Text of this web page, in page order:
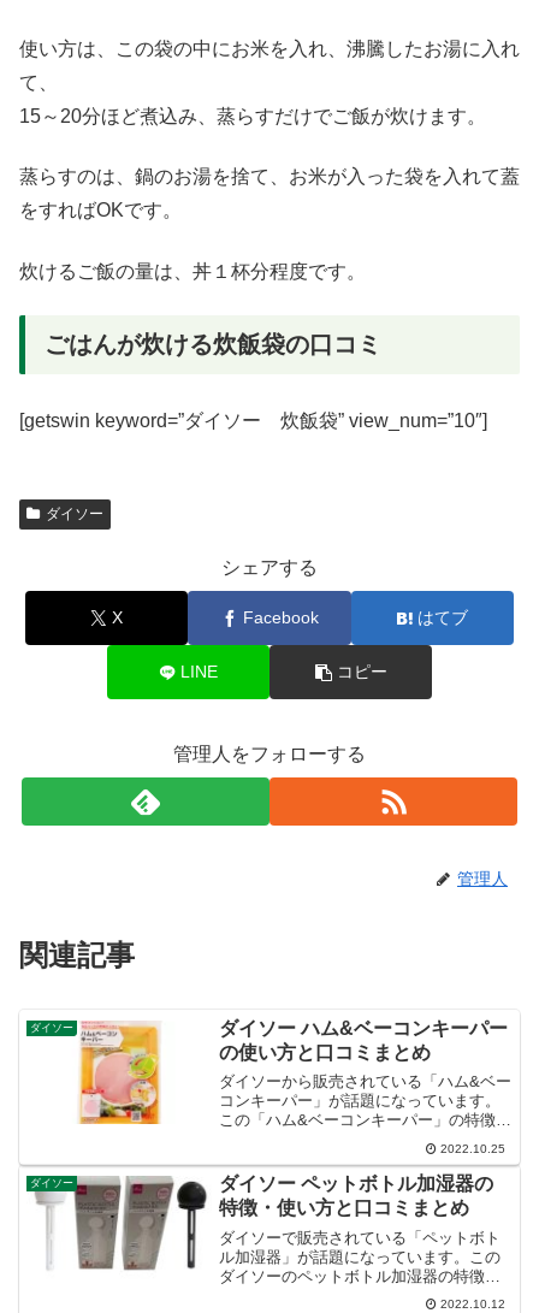
使い方は、この袋の中にお米を入れ、沸騰したお湯に入れ
て、
15～20分ほど煮込み、蒸らすだけでご飯が炊けます。
蒸らすのは、鍋のお湯を捨て、お米が入った袋を入れて蓋
をすればOKです。
炊けるご飯の量は、丼１杯分程度です。
ごはんが炊ける炊飯袋の口コミ
[getswin keyword=”ダイソー 炊飯袋” view_num=”10″]
ダイソー
シェアする
X Facebook はてブ
LINE コピー
管理人をフォローする
管理人
関連記事
ダイソー
ダイソー ハム&ベーコンキーパー
の使い方と口コミまとめ
ダイソーから販売されている「ハム&ベー
コンキーパー」が話題になっています。
この「ハム&ベーコンキーパー」の特徴と
使い方、口コミなど紹介します。2022.10.25
ダイソー
ダイソー ペットボトル加湿器の
特徴・使い方と口コミまとめ
ダイソーで販売されている「ペットボト
ル加湿器」が話題になっています。この
ダイソーのペットボトル加湿器の特徴と
使い方、口コミなど紹介します。2022.10.12